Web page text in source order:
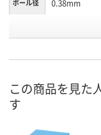
ボール径 0.38mm
号
お届け日
この商品を見た
す